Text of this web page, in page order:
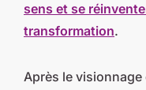
sens et se
transformation.
Après le